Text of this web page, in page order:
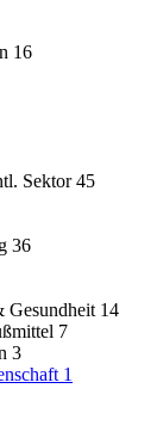
16
Sektor45
36
Gesundheit 14
7
3
1